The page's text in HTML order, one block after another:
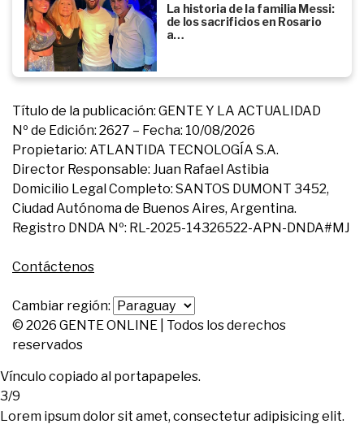
La historia de la familia Messi:
de los sacrificios en Rosario
a…
Título de la publicación: GENTE Y LA ACTUALIDAD
Nº de Edición: 2627 – Fecha: 10/08/2026
Propietario: ATLANTIDA TECNOLOGÍA S.A.
Director Responsable: Juan Rafael Astibia
Domicilio Legal Completo: SANTOS DUMONT 3452,
Ciudad Autónoma de Buenos Aires, Argentina.
Registro DNDA Nº: RL-2025-14326522-APN-DNDA#MJ
Contáctenos
Cambiar región:
© 2026 GENTE ONLINE | Todos los derechos
reservados
Vínculo copiado al portapapeles.
3/9
Lorem ipsum dolor sit amet, consectetur adipisicing elit.